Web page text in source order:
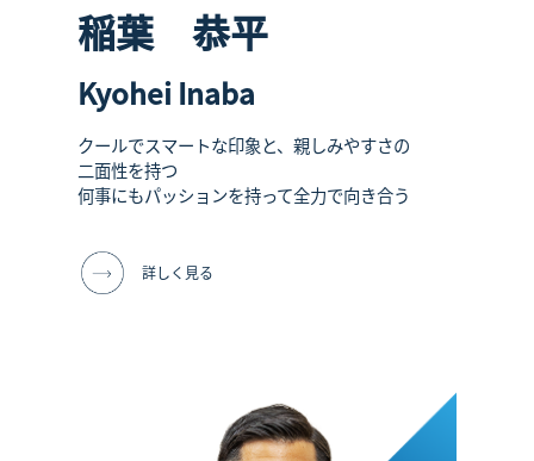
稲葉 恭平
Kyohei Inaba
クールでスマートな印象と、親しみやすさの
二面性を持つ
何事にもパッションを持って全力で向き合う
詳しく見る